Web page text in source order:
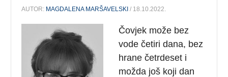
AUTOR: MAGDALENA MARŠAVELSKI / 18.10.2022.
Čovjek može bez
vode četiri dana, bez
hrane četrdeset i
možda još koji dan